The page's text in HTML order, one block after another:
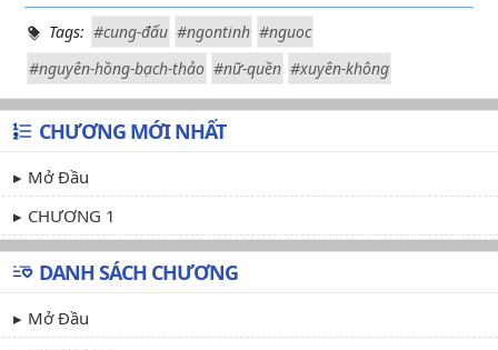
Tags: #cung-đấu #ngontinh #nguoc
#nguyên-hồng-bạch-thảo #nữ-quền #xuyên-không
CHƯƠNG MỚI NHẤT
Mở Đầu
CHƯƠNG 1
DANH SÁCH CHƯƠNG
Mở Đầu